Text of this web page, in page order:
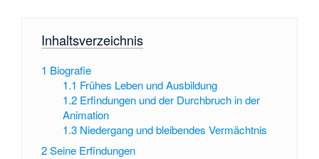
Inhaltsverzeichnis
1 Biografie
1.1 Frühes Leben und Ausbildung
1.2 Erfindungen und der Durchbruch in der
Animation
1.3 Niedergang und bleibendes Vermächtnis
2Seine Erfindungen